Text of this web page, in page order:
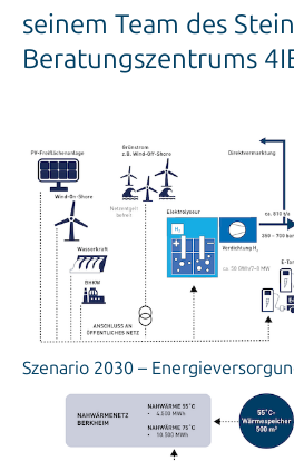
seinem Team des
Beratungszentrums
Szenario 2030 –